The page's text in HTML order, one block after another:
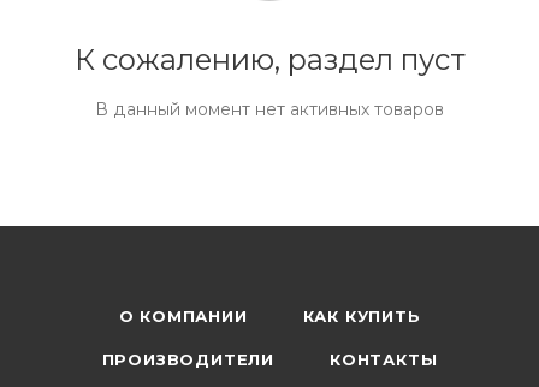
К сожалению, раздел пуст
В данный момент нет активных товаров
О КОМПАНИИ КАК КУПИТЬ
ПРОИЗВОДИТЕЛИ КОНТАКТЫ